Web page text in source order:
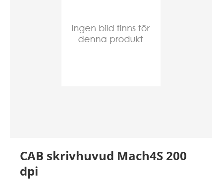
CAB skrivhuvud Mach4S 200
dpi